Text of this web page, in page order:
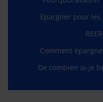
Épargner pour
Comment
De combien ai-je